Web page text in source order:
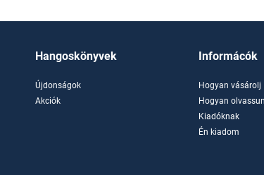
Hangoskönyvek
Újdonságok
Akciók
Informácók
Hogyan vásárolj
Hogyan
Kiadóknak
Én kiadom